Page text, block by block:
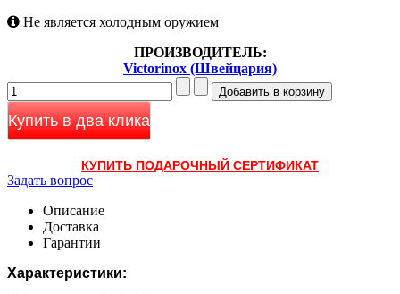
Не является холодным оружием
ПРОИЗВОДИТЕЛЬ:
Victorinox (Швейцария)
Купить в два клика
КУПИТЬ ПОДАРОЧНЫЙ СЕРТИФИКАТ
Задать вопрос
Описание
Доставка
Гарантии
Характеристики: